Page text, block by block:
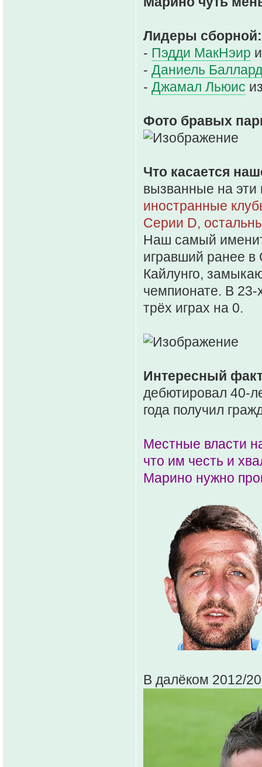
Лидеры сборной:
- Пэдди МакНэир
- Даниель Баллард
- Джамал Льюис
Фото бравых
Что касается
вызванные на
иностранные
Серии D,
Наш самый
игравший ранее в
Кайлунго,
чемпионате. В 23-
трёх играх на 0.
Интересный
дебютировал 40-
года получил
Местные власти
что им честь и
Марино нужно
В далёком 2012/